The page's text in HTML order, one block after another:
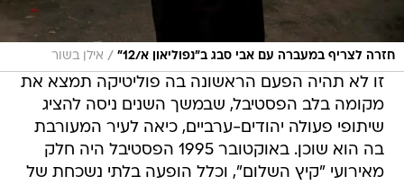
חזרה לצריף במעברה עם אבי סבג ב"נפוליאון א/12" / אילן בשור
זו לא תהיה הפעם הראשונה בה פוליטיקה תמצא את
מקומה בלב הפסטיבל, שבמשך השנים ניסה להציג
שיתופי פעולה יהודים-ערביים, כיאה לעיר המעורבת
בה הוא שוכן. באוקטובר 1995 הפסטיבל היה חלק
מאירועי "קיץ השלום", וכלל הופעה בלתי נשכחת של